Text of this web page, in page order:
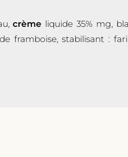
crème liquide 35% mg,
framboise, stabilisant :